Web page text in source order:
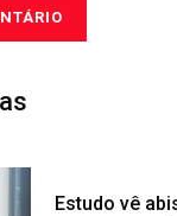
Estudo vê